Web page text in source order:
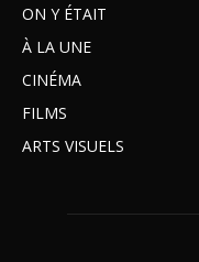
ON Y ÉTAIT
À LA UNE
CINÉMA
FILMS
ARTS VISUELS